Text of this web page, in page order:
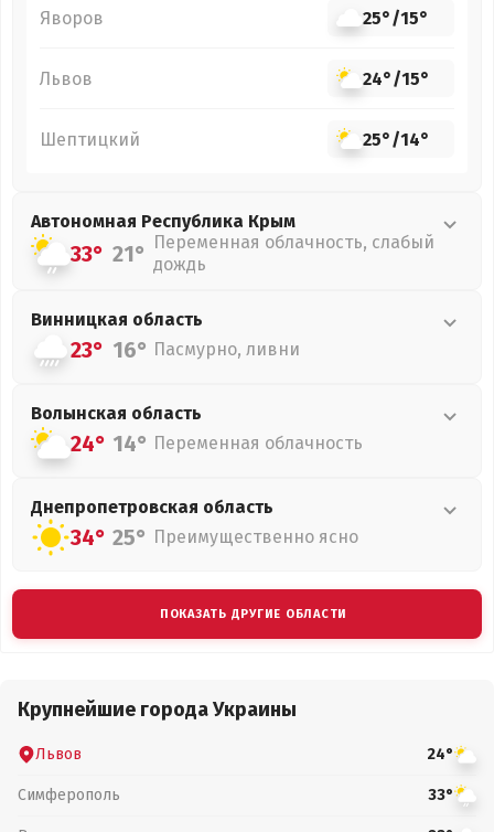
Яворов 25°/15°
Львов 24°/15°
Шептицкий 25°/14°
Автономная Республика Крым
33° 21° Переменная облачность, слабый
дождь
Винницкая область
23° 16° Пасмурно, ливни
Волынская область
24° 14° Переменная облачность
Днепропетровская область
34° 25° Преимущественно ясно
ПОКАЗАТЬ ДРУГИЕ ОБЛАСТИ
Крупнейшие города Украины
Львов 24°
Симферополь 33°